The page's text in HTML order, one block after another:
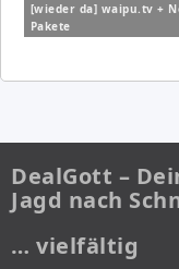
[wieder da] waipu.tv +
Pakete
DealGott –
Jagd nach
… vielfältig